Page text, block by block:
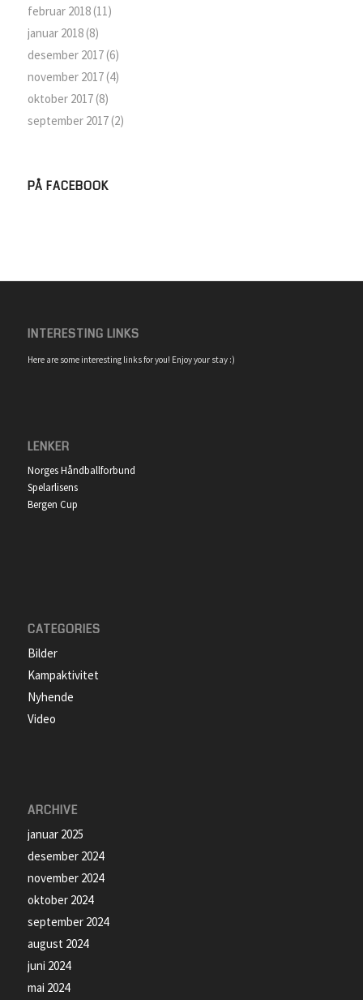
februar 2018(11)
januar 2018(8)
desember 2017(6)
november 2017(4)
oktober 2017(8)
september 2017(2)
PÅ FACEBOOK
INTERESTING LINKS
Here are some interesting links for you! Enjoy your stay :)
LENKER
Norges Håndballforbund
Spelarlisens
Bergen Cup
CATEGORIES
Bilder
Kampaktivitet
Nyhende
Video
ARCHIVE
januar 2025
desember 2024
november 2024
oktober 2024
september 2024
august 2024
juni 2024
mai 2024